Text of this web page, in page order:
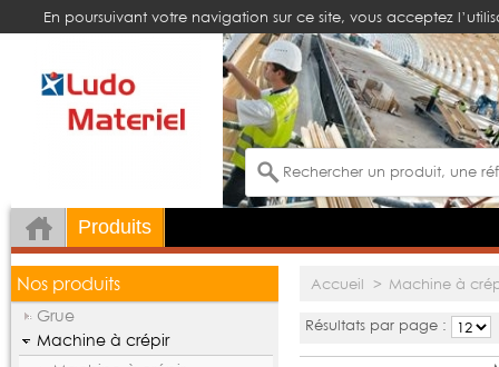
En poursuivant votre navigation sur ce site, vous acceptez
Produits
Accueil > Machine à
Résultats par page :
Nos produits
Grue
Machine à crépir